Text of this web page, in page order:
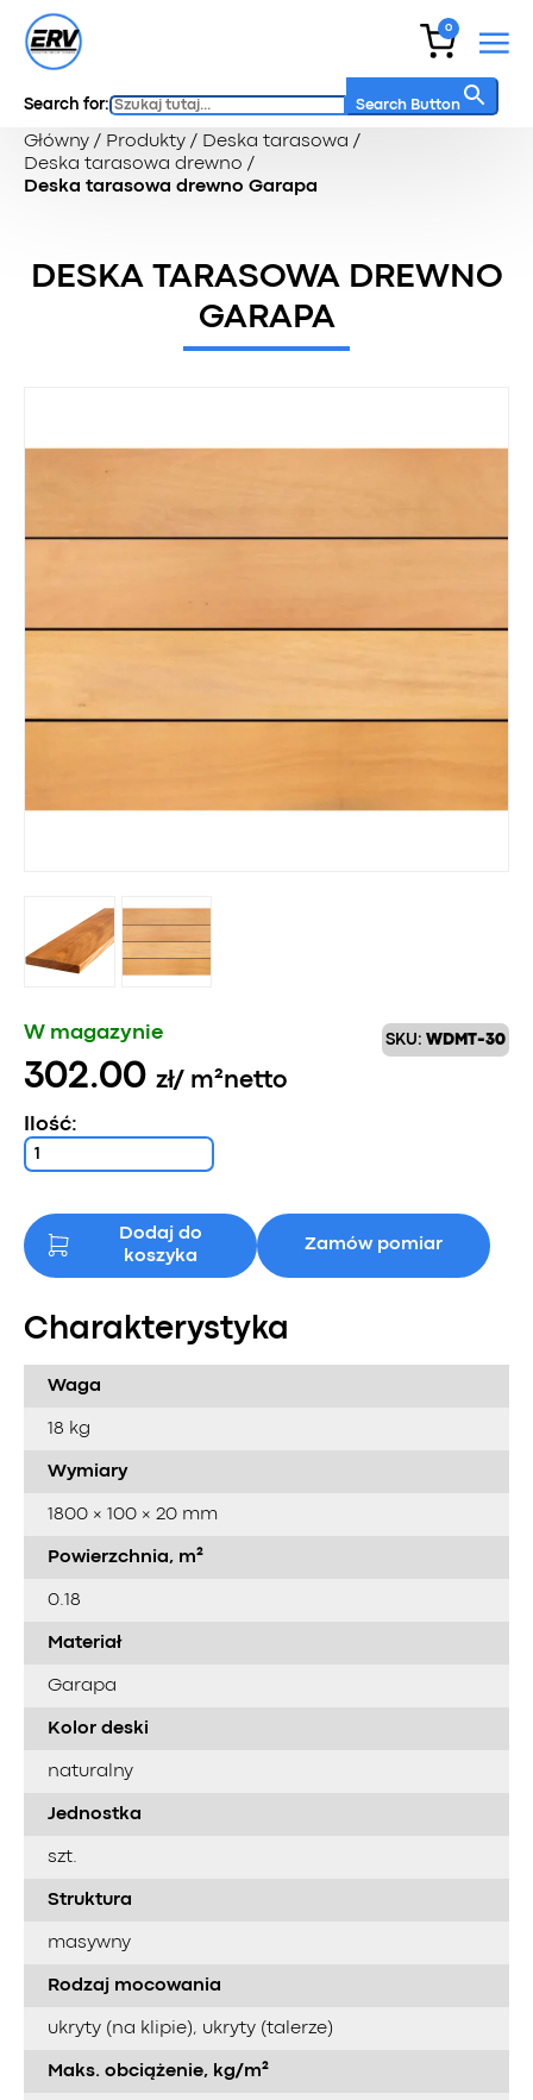
0
Search for: Search Button
Główny / Produkty / Deska tarasowa /
Deska tarasowa drewno /
Deska tarasowa drewno Garapa
DESKA TARASOWA DREWNO
GARAPA
SKU: WDMT-30
W magazynie
302.00 zł/ m²netto
Ilość:
Dodaj do
koszyka
Zamów pomiar
Charakterystyka
Waga
18 kg
Wymiary
1800 × 100 × 20 mm
Powierzchnia, m²
0.18
Materiał
Garapa
Kolor deski
naturalny
Jednostka
szt.
Struktura
masywny
Rodzaj mocowania
ukryty (na klipie), ukryty (talerze)
Maks. obciążenie, kg/m²